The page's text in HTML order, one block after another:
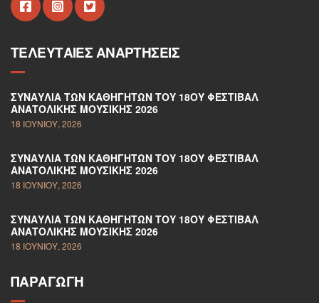
ΤΕΛΕΥΤΑΊΕΣ ΑΝΑΡΤΉΣΕΙΣ
ΣΥΝΑΥΛΊΑ ΤΩΝ ΚΑΘΗΓΗΤΏΝ ΤΟΥ 18ΟΥ ΦΕΣΤΙΒΆΛ
ΑΝΑΤΟΛΙΚΉΣ ΜΟΥΣΙΚΉΣ 2026
18 ΙΟΥΝΊΟΥ, 2026
ΣΥΝΑΥΛΊΑ ΤΩΝ ΚΑΘΗΓΗΤΏΝ ΤΟΥ 18ΟΥ ΦΕΣΤΙΒΆΛ
ΑΝΑΤΟΛΙΚΉΣ ΜΟΥΣΙΚΉΣ 2026
18 ΙΟΥΝΊΟΥ, 2026
ΣΥΝΑΥΛΊΑ ΤΩΝ ΚΑΘΗΓΗΤΏΝ ΤΟΥ 18ΟΥ ΦΕΣΤΙΒΆΛ
ΑΝΑΤΟΛΙΚΉΣ ΜΟΥΣΙΚΉΣ 2026
18 ΙΟΥΝΊΟΥ, 2026
ΠΑΡΑΓΩΓΉ